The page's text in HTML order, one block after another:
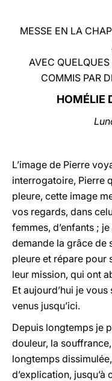
MESSE EN LA
AVEC
COMMIS PAR
HOMÉLIE
Lu
L’image de Pierre
interrogatoire, Pierre
pleure, cette image
vos regards, dans
femmes, d’enfants ;
demande la grâce de
pleure et répare pour
leur mission, qui ont
Et aujourd’hui je
venus jusqu’ici.
Depuis longtemps je
douleur, la
longtemps
d’explication, jusqu’à